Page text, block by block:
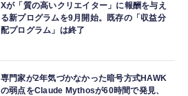
Xが「質の高いクリエイター」に報酬を与え
る新プログラムを9月開始。既存の「収益分
配プログラム」は終了
専門家が2年気づかなかった暗号方式HAWK
の弱点をClaude Mythosが60時間で発見、